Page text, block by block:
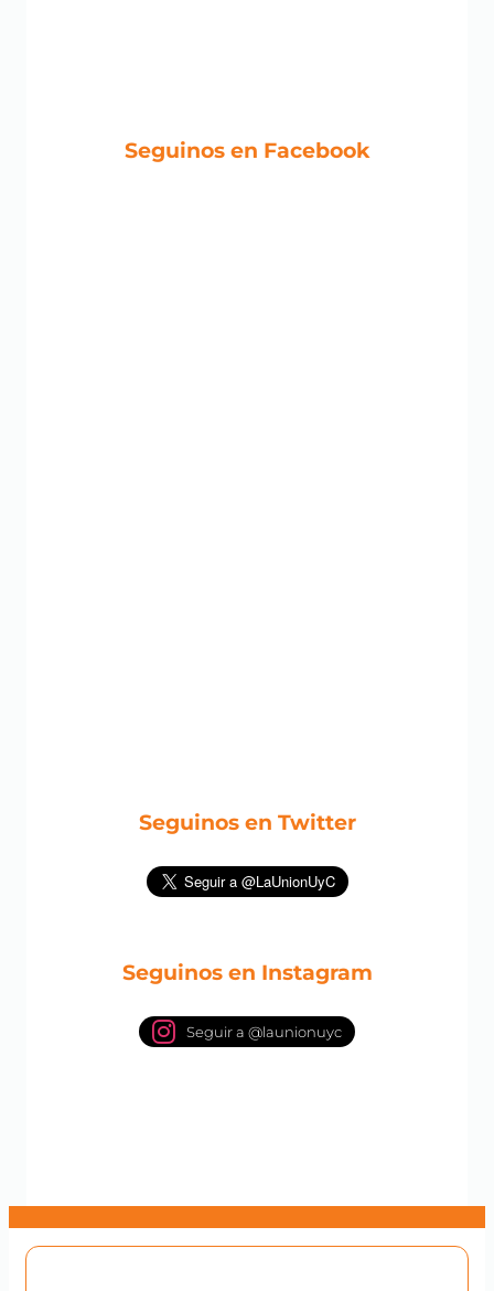
Seguinos en Facebook
Seguinos en Twitter
Seguinos en Instagram
Seguir a @launionuyc